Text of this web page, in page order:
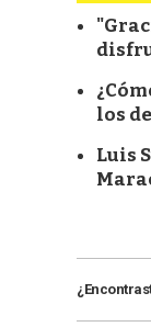
los
Luis